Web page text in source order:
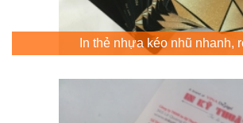
In thẻ nhựa kéo nhũ nhanh,